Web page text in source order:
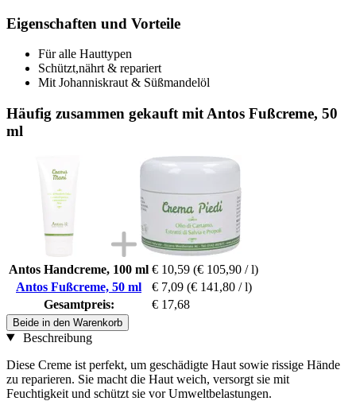
Eigenschaften und Vorteile
Für alle Hauttypen
Schützt,nährt & repariert
Mit Johanniskraut & Süßmandelöl
Häufig zusammen gekauft mit Antos Fußcreme, 50
ml
Antos Handcreme, 100 ml € 10,59 (€ 105,90 / l)
Antos Fußcreme, 50 ml
€ 7,09 (€ 141,80 / l)
Gesamtpreis:
€ 17,68
Beide in den Warenkorb
Beschreibung
Diese Creme ist perfekt, um geschädigte Haut sowie rissige Hände
zu reparieren. Sie macht die Haut weich, versorgt sie mit
Feuchtigkeit und schützt sie vor Umweltbelastungen.